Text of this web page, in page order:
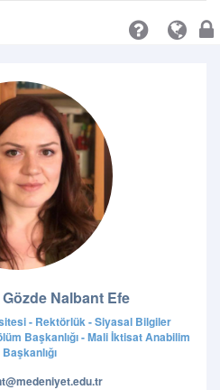
Nalbant Efe
- Rektörlük - Siyasal Bilgiler
Başkanlığı - Mali İktisat Anabilim
Başkanlığı